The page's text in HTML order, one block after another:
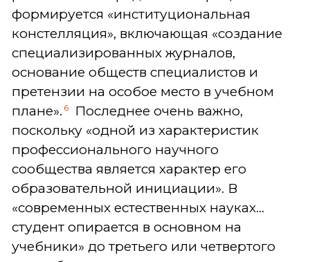
формируется «институциональная
констелляция», включающая «создание
специализированных журналов,
основание обществ специалистов и
претензии на особое место в учебном
плане». 6
Последнее очень важно,
поскольку «одной из характеристик
профессионального научного
сообщества является характер его
образовательной инициации». В
«современных естественных науках...
студент опирается в основном на
учебники» до третьего или четвертого